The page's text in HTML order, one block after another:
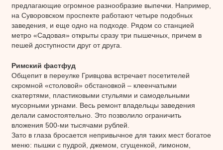
предлагающие огромное разнообразие выпечки. Например,
на Суворовском проспекте работают четыре подобных
заведения, и еще одно на подходе. Рядом со станцией
метро «Садовая» открыты сразу три пышечных, причем в
пешей доступности друг от друга.
Римский фастфуд
Общепит в переулке Гривцова встречает посетителей
скромной «столовой» обстановкой – клеенчатыми
скатертями, пластиковыми стульями и самодельными
мусорными урнами. Весь ремонт владельцы заведения
делали самостоятельно. Это позволило ограничить
вложения 500-ми тысячами рублей.
Зато в глаза бросается непривычное для таких мест богатое
меню: пышки с пудрой, джемом, сгущенкой, лимоном,